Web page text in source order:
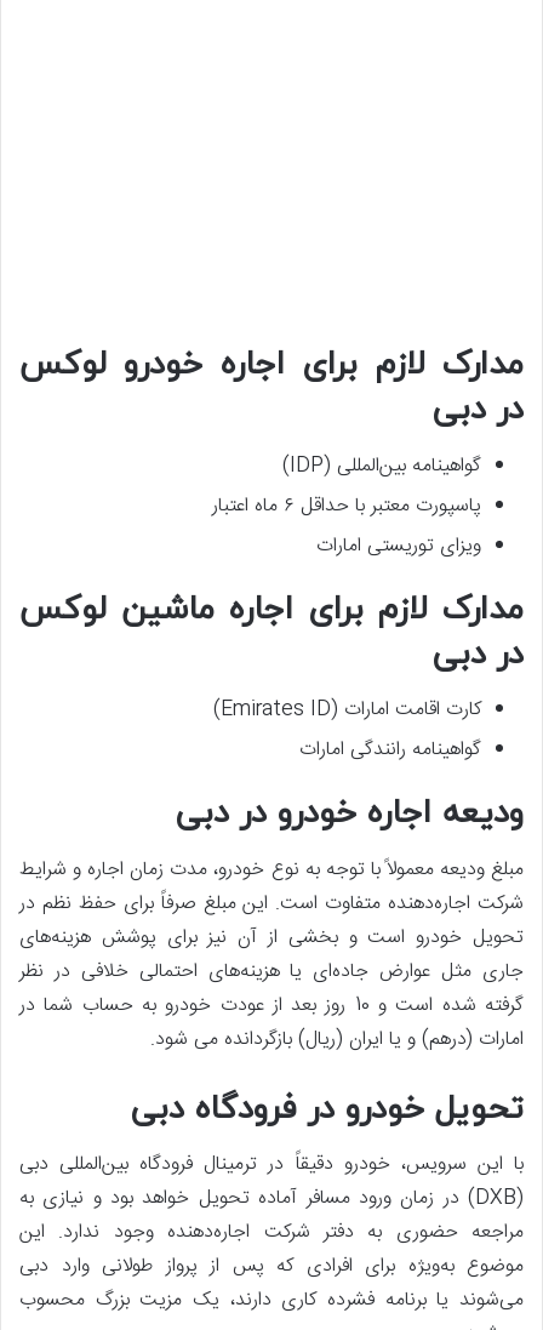
مدارک لازم برای اجاره خودرو لوکس
در دبی
گواهینامه بین‌المللی (IDP)
پاسپورت معتبر با حداقل ۶ ماه اعتبار
ویزای توریستی امارات
مدارک لازم برای اجاره ماشین لوکس
در دبی
کارت اقامت امارات (Emirates ID)
گواهینامه رانندگی امارات
ودیعه اجاره خودرو در دبی
مبلغ ودیعه معمولاً با توجه به نوع خودرو، مدت زمان اجاره و شرایط
شرکت اجاره‌دهنده متفاوت است. این مبلغ صرفاً برای حفظ نظم در
تحویل خودرو است و بخشی از آن نیز برای پوشش هزینه‌های
جاری مثل عوارض جاده‌ای یا هزینه‌های احتمالی خلافی در نظر
گرفته شده است و 10 روز بعد از عودت خودرو به حساب شما در
امارات (درهم) و یا ایران (ریال) بازگردانده می شود.
تحویل خودرو در فرودگاه دبی
با این سرویس، خودرو دقیقاً در ترمینال فرودگاه بین‌المللی دبی
(DXB) در زمان ورود مسافر آماده تحویل خواهد بود و نیازی به
مراجعه حضوری به دفتر شرکت اجاره‌دهنده وجود ندارد. این
موضوع به‌ویژه برای افرادی که پس از پرواز طولانی وارد دبی
می‌شوند یا برنامه فشرده کاری دارند، یک مزیت بزرگ محسوب